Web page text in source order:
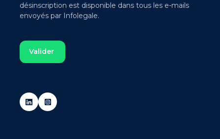
désinscription est disponible dans tous les e-mails
envoyés par Infolegale.